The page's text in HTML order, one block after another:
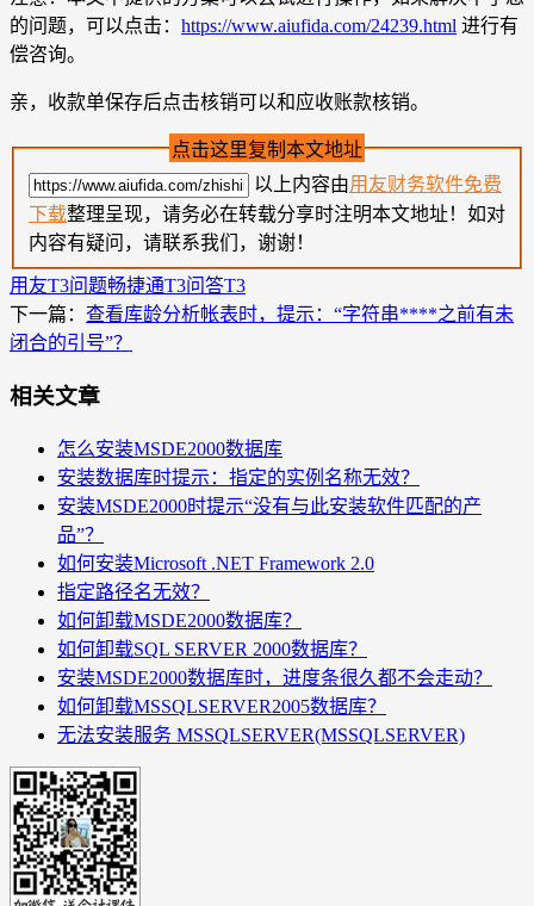
的问题，可以点击： https://www.aiufida.com/24239.html 进行有
偿咨询。
亲，收款单保存后点击核销可以和应收账款核销。
点击这里复制本文地址
以上内容由用友财务软件免费
下载整理呈现，请务必在转载分享时注明本文地址！如对
内容有疑问，请联系我们，谢谢！
用友T3问题畅捷通T3问答T3
下一篇： 查看库龄分析帐表时，提示：“字符串****之前有未
闭合的引号”？
相关文章
怎么安装MSDE2000数据库
安装数据库时提示：指定的实例名称无效？
安装MSDE2000时提示“没有与此安装软件匹配的产
品”？
如何安装Microsoft .NET Framework 2.0
指定路径名无效？
如何卸载MSDE2000数据库？
如何卸载SQL SERVER 2000数据库？
安装MSDE2000数据库时，进度条很久都不会走动？
如何卸载MSSQLSERVER2005数据库？
无法安装服务 MSSQLSERVER(MSSQLSERVER)